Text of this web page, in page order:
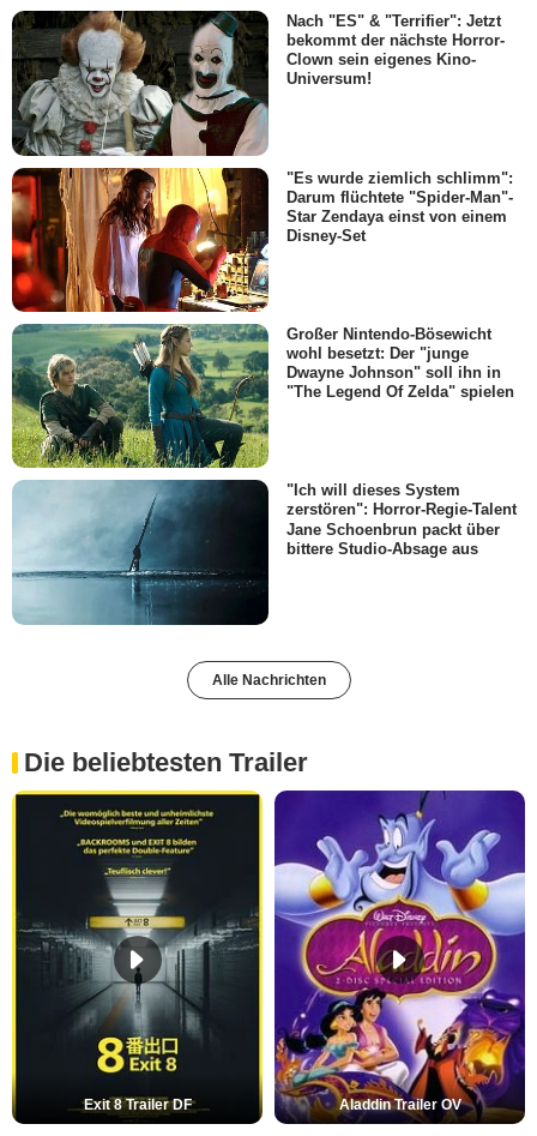
Nach "ES" & "Terrifier": Jetzt
bekommt der nächste Horror-
Clown sein eigenes Kino-
Universum!
"Es wurde ziemlich schlimm":
Darum flüchtete "Spider-Man"-
Star Zendaya einst von einem
Disney-Set
Großer Nintendo-Bösewicht
wohl besetzt: Der "junge
Dwayne Johnson" soll ihn in
"The Legend Of Zelda" spielen
"Ich will dieses System
zerstören": Horror-Regie-Talent
Jane Schoenbrun packt über
bittere Studio-Absage aus
Alle Nachrichten
Die beliebtesten Trailer
Exit 8 Trailer DF Aladdin Trailer OV